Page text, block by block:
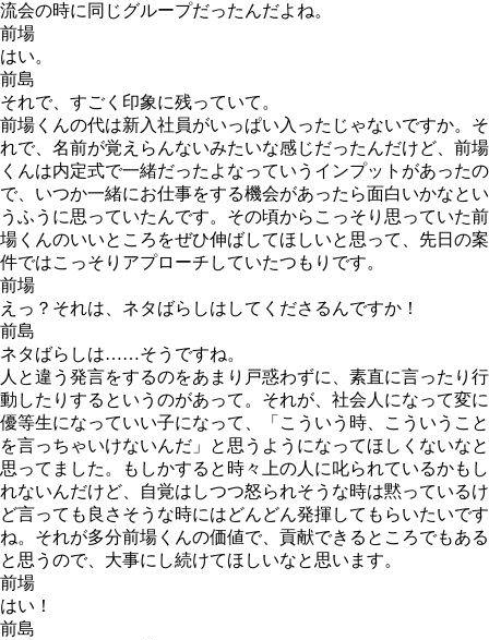
流会の時に同じグループだったんだよね。
前場
はい。
前島
それで、すごく印象に残っていて。
前場くんの代は新入社員がいっぱい入ったじゃないですか。そ
れで、名前が覚えらんないみたいな感じだったんだけど、前場
くんは内定式で一緒だったよなっていうインプットがあったの
で、いつか一緒にお仕事をする機会があったら面白いかなとい
うふうに思っていたんです。その頃からこっそり思っていた前
場くんのいいところをぜひ伸ばしてほしいと思って、先日の案
件ではこっそりアプローチしていたつもりです。
前場
えっ？それは、ネタばらしはしてくださるんですか！
前島
ネタばらしは……そうですね。
人と違う発言をするのをあまり戸惑わずに、素直に言ったり行
動したりするというのがあって。それが、社会人になって変に
優等生になっていい子になって、「こういう時、こういうこと
を言っちゃいけないんだ」と思うようになってほしくないなと
思ってました。もしかすると時々上の人に叱られているかもし
れないんだけど、自覚はしつつ怒られそうな時は黙っているけ
ど言っても良さそうな時にはどんどん発揮してもらいたいです
ね。それが多分前場くんの価値で、貢献できるところでもある
と思うので、大事にし続けてほしいなと思います。
前場
はい！
前島